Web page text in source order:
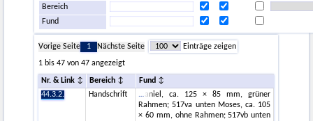
Bereich
Fund
Vorige Seite 1 Nächste Seite
Einträge zeigen
1 bis 47 von 47 angezeigt
Nr. & Link Bereich
Fund
44.3.2.
Handschrift
aniel, ca. 125 × 85 mm, grüner
Rahmen; 517va unten Moses, ca. 105
× 60 mm, ohne Rahmen; 517vb unten